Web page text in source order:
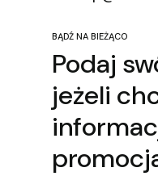
BĄDŹ NA BIEŻĄCO
Podaj
jeżeli